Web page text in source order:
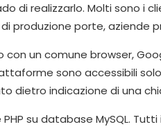
di realizzarlo. Molti sono i
produzione porte, aziende
un comune browser,
sono accessibili
dietro indicazione di una
su database MySQL.